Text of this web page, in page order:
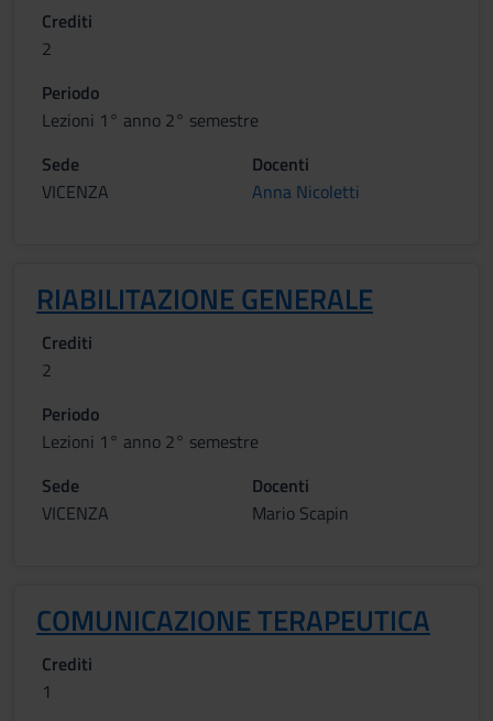
Crediti
2
Periodo
Lezioni 1° anno 2° semestre
Sede
VICENZA
Docenti
Anna Nicoletti
RIABILITAZIONE GENERALE
Crediti
2
Periodo
Lezioni 1° anno 2° semestre
Sede
VICENZA
Docenti
Mario Scapin
COMUNICAZIONE TERAPEUTICA
Crediti
1